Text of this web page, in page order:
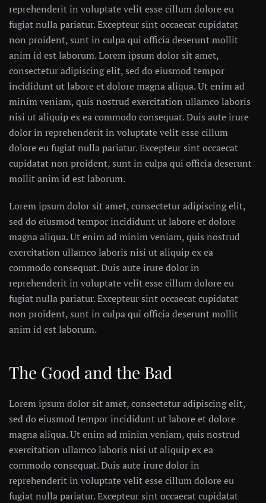
reprehenderit in voluptate velit esse cillum dolore eu
fugiat nulla pariatur. Excepteur sint occaecat cupidatat
non proident, sunt in culpa qui officia deserunt mollit
anim id est laborum. Lorem ipsum dolor sit amet,
consectetur adipiscing elit, sed do eiusmod tempor
incididunt ut labore et dolore magna aliqua. Ut enim ad
minim veniam, quis nostrud exercitation ullamco laboris
nisi ut aliquip ex ea commodo consequat. Duis aute irure
dolor in reprehenderit in voluptate velit esse cillum
dolore eu fugiat nulla pariatur. Excepteur sint occaecat
cupidatat non proident, sunt in culpa qui officia deserunt
mollit anim id est laborum.
Lorem ipsum dolor sit amet, consectetur adipiscing elit,
sed do eiusmod tempor incididunt ut labore et dolore
magna aliqua. Ut enim ad minim veniam, quis nostrud
exercitation ullamco laboris nisi ut aliquip ex ea
commodo consequat. Duis aute irure dolor in
reprehenderit in voluptate velit esse cillum dolore eu
fugiat nulla pariatur. Excepteur sint occaecat cupidatat
non proident, sunt in culpa qui officia deserunt mollit
anim id est laborum.
The Good and the Bad
Lorem ipsum dolor sit amet, consectetur adipiscing elit,
sed do eiusmod tempor incididunt ut labore et dolore
magna aliqua. Ut enim ad minim veniam, quis nostrud
exercitation ullamco laboris nisi ut aliquip ex ea
commodo consequat. Duis aute irure dolor in
reprehenderit in voluptate velit esse cillum dolore eu
fugiat nulla pariatur. Excepteur sint occaecat cupidatat